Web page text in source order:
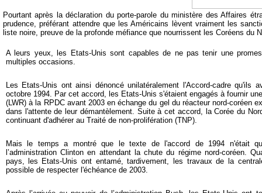
Pourtant après la déclaration du porte-parole du ministère des Affaires
prudence, préférant attendre que les Américains lèvent vraiment les
liste noire, preuve de la profonde méfiance que nourrissent les Coréens du
A leurs yeux, les Etats-Unis sont capables de ne pas tenir une
multiples occasions.
Les Etats-Unis ont ainsi dénoncé unilatéralement l'Accord-cadre qu'ils
octobre 1994. Par cet accord, les Etats-Unis s'étaient engagés à fournir
(LWR) à la RPDC avant 2003 en échange du gel du réacteur nord-coréen
dans l'attente de leur démantèlement. Suite à cet accord, la Corée du
continuant d'adhérer au Traité de non-prolifération (TNP).
Mais le temps a montré que le texte de l'accord de 1994 n'était
l’administration Clinton en attendant la chute du régime nord-coréen.
pays,
les Etats-Unis ont entamé, tardivement, les travaux de la
possible de respecter l'échéance de 2003.